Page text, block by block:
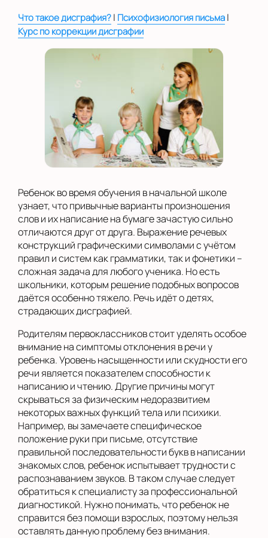
на Домодедовской
на Коломенской
области
Показать на карте
Выбрать другой город
Что такое дисграфия?| Психофизиология письма|
Курс по коррекции дисграфии
Ребенок во время обучения в начальной школе
узнает, что привычные варианты произношения
слов и их написание на бумаге зачастую сильно
отличаются друг от друга. Выражение речевых
конструкций графическими символами с учётом
правил и систем как грамматики, так и фонетики –
сложная задача для любого ученика. Но есть
школьники, которым решение подобных вопросов
даётся особенно тяжело. Речь идёт о детях,
страдающих дисграфией.
Родителям первоклассников стоит уделять особое
внимание на симптомы отклонения в речи у
ребенка. Уровень насыщенности или скудности его
речи является показателем способности к
написанию и чтению. Другие причины могут
скрываться за физическим недоразвитием
некоторых важных функций тела или психики.
Например, вы замечаете специфическое
положение руки при письме, отсутствие
правильной последовательности букв в написании
знакомых слов, ребенок испытывает трудности с
распознаванием звуков. В таком случае следует
обратиться к специалисту за профессиональной
диагностикой. Нужно понимать, что ребенок не
справится без помощи взрослых, поэтому нельзя
оставлять данную проблему без внимания.